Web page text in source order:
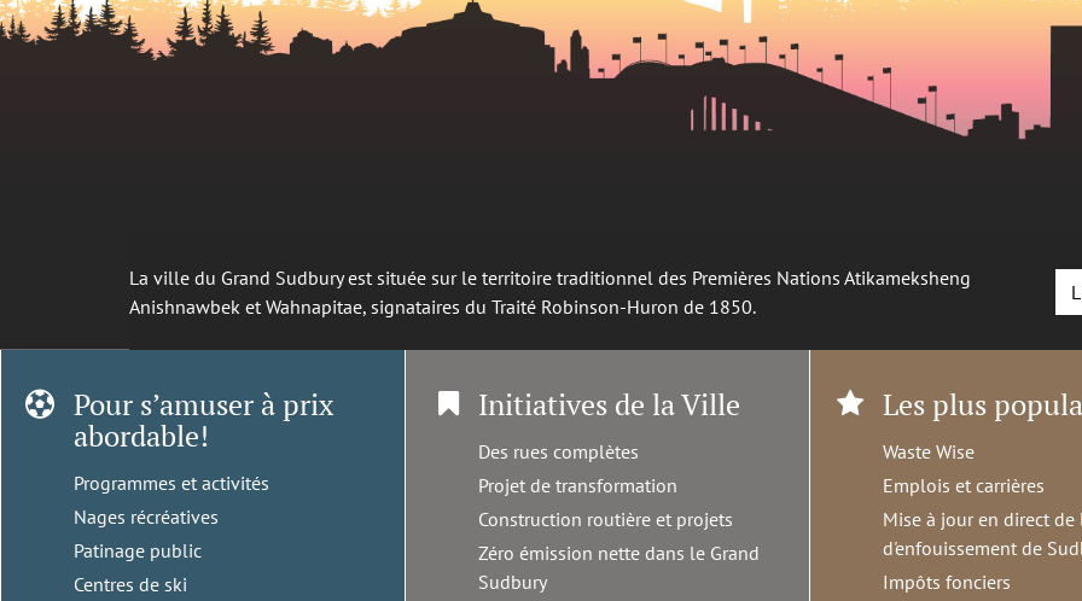
La ville du Grand Sudbury est située sur le territoire traditionnel des Premières Nations Atikameksheng
Anishnawbek et Wahnapitae, signataires du Traité Robinson-Huron de 1850.
Pour s’amuser à prix
abordable!
Programmes et activités
Nages récréatives
Patinage public
Centres de ski
Initiatives de la Ville
Des rues complètes
Projet de transformation
Construction routière et projets
Zéro émission nette dans le Grand
Sudbury
Les plus
Waste Wise
Emplois et carrières
Mise à jour en direct de
d'enfouissement de
Impôts fonciers